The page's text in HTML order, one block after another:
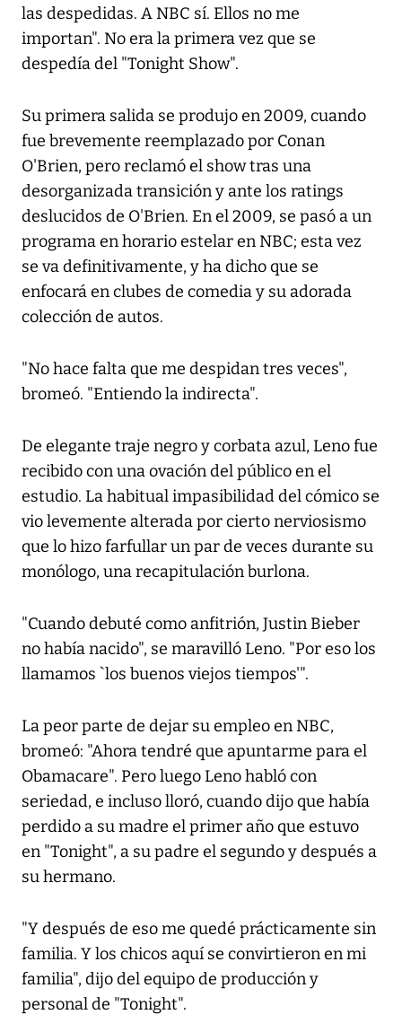
las despedidas. A NBC sí. Ellos no me
importan". No era la primera vez que se
despedía del "Tonight Show".
Su primera salida se produjo en 2009, cuando
fue brevemente reemplazado por Conan
O'Brien, pero reclamó el show tras una
desorganizada transición y ante los ratings
deslucidos de O'Brien. En el 2009, se pasó a un
programa en horario estelar en NBC; esta vez
se va definitivamente, y ha dicho que se
enfocará en clubes de comedia y su adorada
colección de autos.
"No hace falta que me despidan tres veces",
bromeó. "Entiendo la indirecta".
De elegante traje negro y corbata azul, Leno fue
recibido con una ovación del público en el
estudio. La habitual impasibilidad del cómico se
vio levemente alterada por cierto nerviosismo
que lo hizo farfullar un par de veces durante su
monólogo, una recapitulación burlona.
"Cuando debuté como anfitrión, Justin Bieber
no había nacido", se maravilló Leno. "Por eso los
llamamos `los buenos viejos tiempos'".
La peor parte de dejar su empleo en NBC,
bromeó: "Ahora tendré que apuntarme para el
Obamacare". Pero luego Leno habló con
seriedad, e incluso lloró, cuando dijo que había
perdido a su madre el primer año que estuvo
en "Tonight", a su padre el segundo y después a
su hermano.
"Y después de eso me quedé prácticamente sin
familia. Y los chicos aquí se convirtieron en mi
familia", dijo del equipo de producción y
personal de "Tonight".